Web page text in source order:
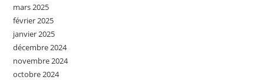
mars 2025
février 2025
janvier 2025
décembre 2024
novembre 2024
octobre 2024